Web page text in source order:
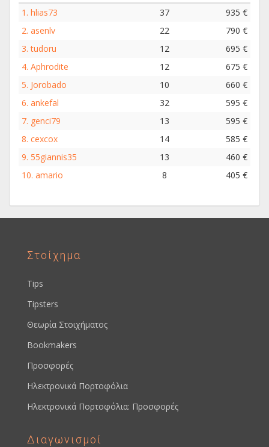
1. hlias73 37
935 €
2. asenlv 22
790 €
3.tudoru 12
695 €
4. Aphrodite 12
675 €
5. Jorobado 10
660 €
6. ankefal 32
595 €
7. genci79 13
595 €
8. cexcox 14
585 €
9. 55giannis35 13
460 €
10. amario 8 405 €
Στοίχημα
Tips
Tipsters
Θεωρία Στοιχήματος
Bookmakers
Προσφορές
Ηλεκτρονικά Πορτοφόλια
Ηλεκτρονικά Πορτοφόλια: Προσφορές
Διαγωνισμοί